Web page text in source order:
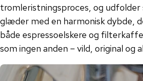
tromleristningsproces, og udfolder
glæder med en harmonisk dybde,
både espressoelskere og
som ingen anden – vild, original og